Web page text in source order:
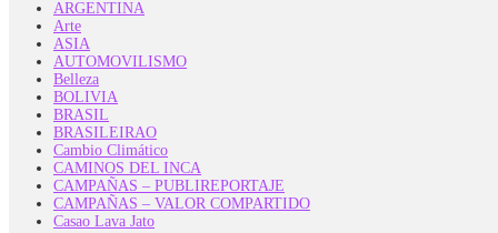
ARGENTINA
Arte
ASIA
AUTOMOVILISMO
Belleza
BOLIVIA
BRASIL
BRASILEIRAO
Cambio Climático
CAMINOS DEL INCA
CAMPAÑAS – PUBLIREPORTAJE
CAMPAÑAS – VALOR COMPARTIDO
Casao Lava Jato